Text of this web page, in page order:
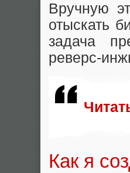
Вручную
отыскать
задача
реверс-
Как я